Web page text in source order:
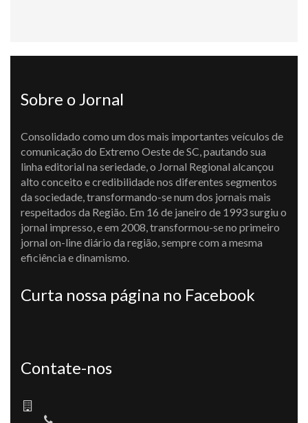
Sobre o Jornal
Consolidado como um dos mais importantes veículos de
comunicação do Extremo Oeste de SC, pautando sua
linha editorial na seriedade, o Jornal Regional alcançou
alto conceito e credibilidade nos diferentes segmentos
da sociedade, transformando-se num dos jornais mais
respeitados da Região. Em 16 de janeiro de 1993 surgiu o
jornal impresso, e em 2008, transformou-se no primeiro
jornal on-line diário da região, sempre com a mesma
eficiência e dinamismo.
Curta nossa página no Facebook
Contate-nos